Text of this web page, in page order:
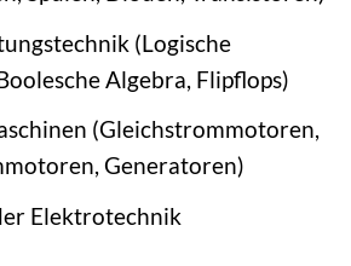
(Logische
Algebra, Flipflops)
(Gleichstrommotoren,
Generatoren)
Elektrotechnik